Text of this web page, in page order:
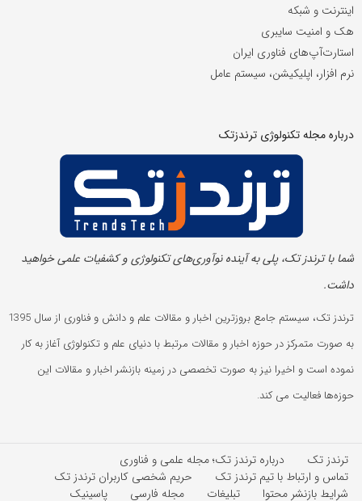
اینترنت و شبکه
هک و امنیت سایبری
استارت‌آپ‌های فناوری ایران
نرم افزار، اپلیکیشن، سیستم عامل
درباره مجله تکنولوژی ترندزتک
شما با ترندز تک، پلی به آینده‌ نوآوری‌های تکنولوژی و کشفیات علمی خواهید
داشت.
ترندز تک، سیستم جامع بروزترین اخبار و مقالات علم و دانش و فناوری از سال 1395
به صورت متمرکز در حوزه اخبار و مقالات مرتبط با دنیای علم و تکنولوژی آغاز به کار
نموده است و اخیرا نیز به صورت تخصصی در زمینه بازنشر اخبار و مقالات این
حوزه‌ها فعالیت می کند.
ترندز تک
درباره ترندز تک؛ مجله علمی و فناوری
تماس و ارتباط با تیم ترندز تک
حریم شخصی کاربران ترندز تک
شرایط بازنشر محتوا
تبلیغات مجله فارسی پاسینیک